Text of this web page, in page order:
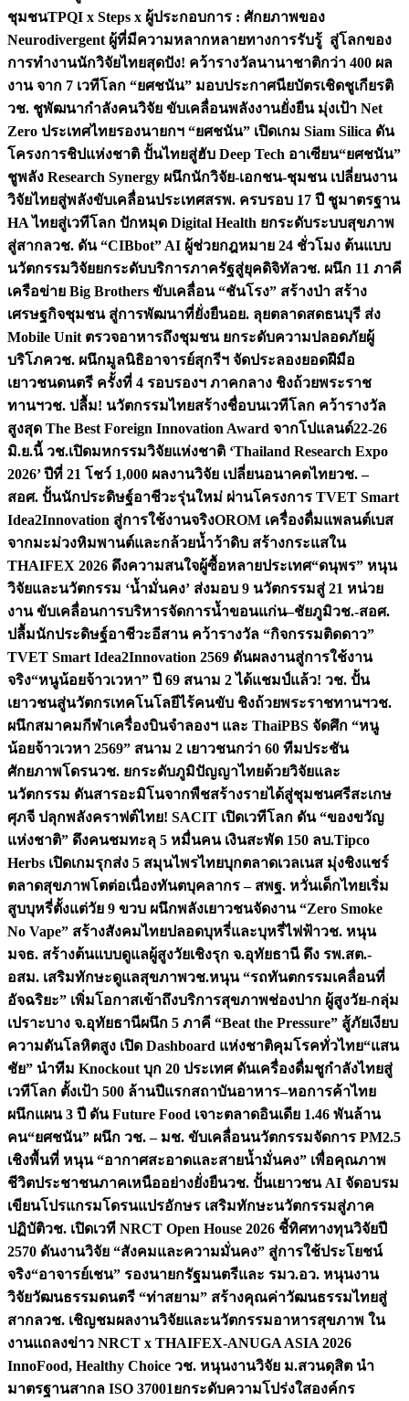
ชุมชนTPQI x Steps x ผู้ประกอบการ : ศักยภาพของ
Neurodivergent ผู้ที่มีความหลากหลายทางการรับรู้ สู่โลกของ
การทำงานนักวิจัยไทยสุดปัง! คว้ารางวัลนานาชาติกว่า 400 ผล
งาน จาก 7 เวทีโลก “ยศชนัน” มอบประกาศนียบัตรเชิดชูเกียรติ
วช. ชูพัฒนากำลังคนวิจัย ขับเคลื่อนพลังงานยั่งยืน มุ่งเป้า Net
Zero ประเทศไทยรองนายกฯ “ยศชนัน” เปิดเกม Siam Silica ดัน
โครงการชิปแห่งชาติ ปั้นไทยสู่ฮับ Deep Tech อาเซียน“ยศชนัน”
ชูพลัง Research Synergy ผนึกนักวิจัย-เอกชน-ชุมชน เปลี่ยนงาน
วิจัยไทยสู่พลังขับเคลื่อนประเทศสรพ. ครบรอบ 17 ปี ชูมาตรฐาน
HA ไทยสู่เวทีโลก ปักหมุด Digital Health ยกระดับระบบสุขภาพ
สู่สากลวช. ดัน “CIBbot” AI ผู้ช่วยกฎหมาย 24 ชั่วโมง ต้นแบบ
นวัตกรรมวิจัยยกระดับบริการภาครัฐสู่ยุคดิจิทัลวช. ผนึก 11 ภาคี
เครือข่าย Big Brothers ขับเคลื่อน “ชันโรง” สร้างป่า สร้าง
เศรษฐกิจชุมชน สู่การพัฒนาที่ยั่งยืนอย. ลุยตลาดสดธนบุรี ส่ง
Mobile Unit ตรวจอาหารถึงชุมชน ยกระดับความปลอดภัยผู้
บริโภควช. ผนึกมูลนิธิอาจารย์สุกรีฯ จัดประลองยอดฝีมือ
เยาวชนดนตรี ครั้งที่ 4 รอบรองฯ ภาคกลาง ชิงถ้วยพระราช
ทานฯวช. ปลื้ม! นวัตกรรมไทยสร้างชื่อบนเวทีโลก คว้ารางวัล
สูงสุด The Best Foreign Innovation Award จากโปแลนด์22-26
มิ.ย.นี้ วช.เปิดมหกรรมวิจัยแห่งชาติ ‘Thailand Research Expo
2026’ ปีที่ 21 โชว์ 1,000 ผลงานวิจัย เปลี่ยนอนาคตไทยวช. –
สอศ. ปั้นนักประดิษฐ์อาชีวะรุ่นใหม่ ผ่านโครงการ TVET Smart
Idea2Innovation สู่การใช้งานจริงOROM เครื่องดื่มแพลนต์เบส
จากมะม่วงหิมพานต์และกล้วยน้ำว้าดิบ สร้างกระแสใน
THAIFEX 2026 ดึงความสนใจผู้ซื้อหลายประเทศ“ดนุพร” หนุน
วิจัยและนวัตกรรม ‘น้ำมั่นคง’ ส่งมอบ 9 นวัตกรรมสู่ 21 หน่วย
งาน ขับเคลื่อนการบริหารจัดการน้ำขอนแก่น–ชัยภูมิวช.-สอศ.
ปลื้มนักประดิษฐ์อาชีวะอีสาน คว้ารางวัล “กิจกรรมติดดาว”
TVET Smart Idea2Innovation 2569 ดันผลงานสู่การใช้งาน
จริง“หนูน้อยจ้าวเวหา” ปี 69 สนาม 2 ได้แชมป์แล้ว! วช. ปั้น
เยาวชนสู่นวัตกรเทคโนโลยีไร้คนขับ ชิงถ้วยพระราชทานฯวช.
ผนึกสมาคมกีฬาเครื่องบินจำลองฯ และ ThaiPBS จัดศึก “หนู
น้อยจ้าวเวหา 2569” สนาม 2 เยาวชนกว่า 60 ทีมประชัน
ศักยภาพโดรนวช. ยกระดับภูมิปัญญาไทยด้วยวิจัยและ
นวัตกรรม ดันสารอะมิโนจากพืชสร้างรายได้สู่ชุมชนศรีสะเกษ
ศุภจี ปลุกพลังคราฟต์ไทย! SACIT เปิดเวทีโลก ดัน “ของขวัญ
แห่งชาติ” ดึงคนชมทะลุ 5 หมื่นคน เงินสะพัด 150 ลบ.Tipco
Herbs เปิดเกมรุกส่ง 5 สมุนไพรไทยบุกตลาดเวลเนส มุ่งชิงแชร์
ตลาดสุขภาพโตต่อเนื่องทันตบุคลากร – สพฐ. หวั่นเด็กไทยเริ่ม
สูบบุหรี่ตั้งแต่วัย 9 ขวบ ผนึกพลังเยาวชนจัดงาน “Zero Smoke
No Vape” สร้างสังคมไทยปลอดบุหรี่และบุหรี่ไฟฟ้าวช. หนุน
มจธ. สร้างต้นแบบดูแลผู้สูงวัยเชิงรุก จ.อุทัยธานี ดึง รพ.สต.-
อสม. เสริมทักษะดูแลสุขภาพวช.หนุน “รถทันตกรรมเคลื่อนที่
อัจฉริยะ” เพิ่มโอกาสเข้าถึงบริการสุขภาพช่องปาก ผู้สูงวัย-กลุ่ม
เปราะบาง จ.อุทัยธานีผนึก 5 ภาคี “Beat the Pressure” สู้ภัยเงียบ
ความดันโลหิตสูง เปิด Dashboard แห่งชาติคุมโรคทั่วไทย“แสน
ชัย” นำทีม Knockout บุก 20 ประเทศ ดันเครื่องดื่มชูกำลังไทยสู่
เวทีโลก ตั้งเป้า 500 ล้านปีแรกสถาบันอาหาร–หอการค้าไทย
ผนึกแผน 3 ปี ดัน Future Food เจาะตลาดอินเดีย 1.46 พันล้าน
คน“ยศชนัน” ผนึก วช. – มช. ขับเคลื่อนนวัตกรรมจัดการ PM2.5
เชิงพื้นที่ หนุน “อากาศสะอาดและสายน้ำมั่นคง” เพื่อคุณภาพ
ชีวิตประชาชนภาคเหนืออย่างยั่งยืนวช. ปั้นเยาวชน AI จัดอบรม
เขียนโปรแกรมโดรนแปรอักษร เสริมทักษะนวัตกรรมสู่ภาค
ปฏิบัติวช. เปิดเวที NRCT Open House 2026 ชี้ทิศทางทุนวิจัยปี
2570 ดันงานวิจัย “สังคมและความมั่นคง” สู่การใช้ประโยชน์
จริง“อาจารย์เชน” รองนายกรัฐมนตรีและ รมว.อว. หนุนงาน
วิจัยวัฒนธรรมดนตรี “ท่าสยาม” สร้างคุณค่าวัฒนธรรมไทยสู่
สากลวช. เชิญชมผลงานวิจัยและนวัตกรรมอาหารสุขภาพ ใน
งานแถลงข่าว NRCT x THAIFEX-ANUGA ASIA 2026
InnoFood, Healthy Choice วช. หนุนงานวิจัย ม.สวนดุสิต นำ
มาตรฐานสากล ISO 37001ยกระดับความโปร่งใสองค์กร